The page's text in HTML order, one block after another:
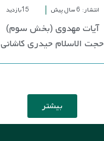
انتشار: 6 سال پیش 15بازدید
آیات مهدوی (بخش سوم)
حجت الاسلام حیدری کاشانی
بیشتر